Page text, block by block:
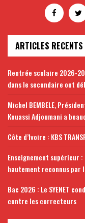
ARTICLES RECENTS
Rentrée scolaire 2026-
dans le secondaire ont
Michel BEMBELE,
Kouassi Adjoumani a
Côte d’Ivoire : KBS
Enseignement supérieur
hautement reconnus par
Bac 2026 : Le SYENET
contre les correcteurs